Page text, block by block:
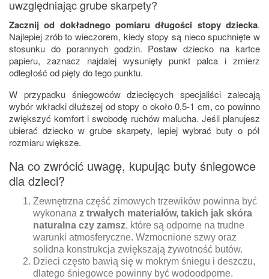
uwzględniając grube skarpety?
Zacznij od dokładnego pomiaru długości stopy dziecka.
Najlepiej zrób to wieczorem, kiedy stopy są nieco spuchnięte w
stosunku do porannych godzin. Postaw dziecko na kartce
papieru, zaznacz najdalej wysunięty punkt palca i zmierz
odległość od pięty do tego punktu.
W przypadku śniegowców dziecięcych specjaliści zalecają
wybór wkładki dłuższej od stopy o około 0,5-1 cm, co powinno
zwiększyć komfort i swobodę ruchów malucha. Jeśli planujesz
ubierać dziecko w grube skarpety, lepiej wybrać buty o pół
rozmiaru większe.
Na co zwrócić uwagę, kupując buty śniegowce
dla dzieci?
Zewnętrzna część zimowych trzewików powinna być
wykonana z trwałych materiałów, takich jak skóra
naturalna czy zamsz, które są odporne na trudne
warunki atmosferyczne. Wzmocnione szwy oraz
solidna konstrukcja zwiększają żywotność butów.
Dzieci często bawią się w mokrym śniegu i deszczu,
dlatego śniegowce powinny być wodoodporne.